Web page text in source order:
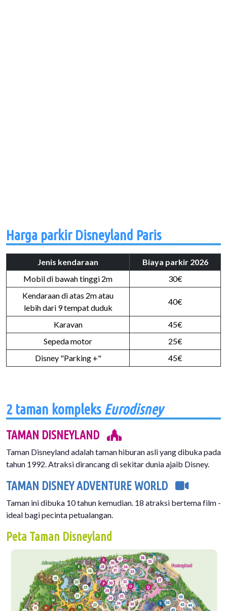
Harga parkir Disneyland Paris
Jenis kendaraan
Biaya parkir 2026
Mobil di bawah tinggi 2m
30€
Kendaraan di atas 2m atau
lebih dari 9 tempat duduk
40€
Karavan
45€
Sepeda motor
25€
Disney "Parking +"
45€
2 taman kompleks Eurodisney
TAMAN DISNEYLAND
Taman Disneyland adalah taman hiburan asli yang dibuka pada
tahun 1992. Atraksi dirancang di sekitar dunia ajaib Disney.
TAMAN DISNEY ADVENTURE WORLD
Taman ini dibuka 10 tahun kemudian. 18 atraksi bertema film -
ideal bagi pecinta petualangan.
Peta Taman Disneyland